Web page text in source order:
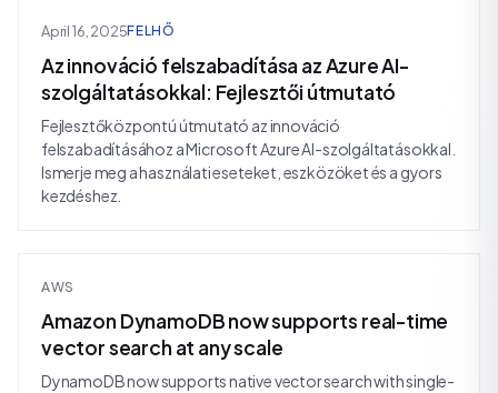
April 16, 2025FELHŐ
Az innováció felszabadítása az Azure AI-
szolgáltatásokkal: Fejlesztői útmutató
Fejlesztőközpontú útmutató az innováció
felszabadításához a Microsoft Azure AI-szolgáltatásokkal.
Ismerje meg a használati eseteket, eszközöket és a gyors
kezdéshez.
AWS
Amazon DynamoDB now supports real-time
vector search at any scale
DynamoDB now supports native vector search with single-